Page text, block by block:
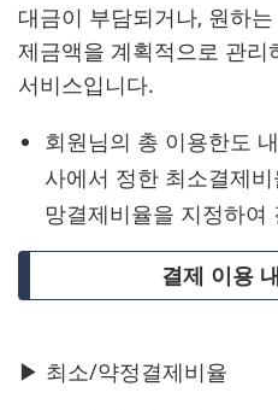
대금이 부담되거나, 원하
제금액을 계획적으로 관
서비스입니다.
회원님의 총 이용한도
사에서 정한 최소결제
망결제비율을 지정하여
결제 이용
▶ 최소/약정결제비율